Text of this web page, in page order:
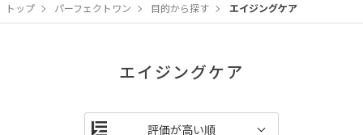
トップ パーフェクトワン 目的から探す エイジングケア
エイジングケア